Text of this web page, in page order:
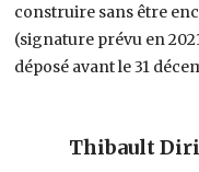
construire sans être
(signature prévu en
déposé avant le 31
Thibault